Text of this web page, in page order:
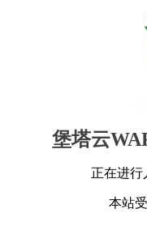
堡塔云
正在进行
本站